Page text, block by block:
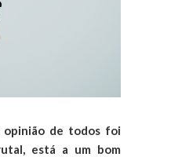
opinião de todos foi
está a um bom